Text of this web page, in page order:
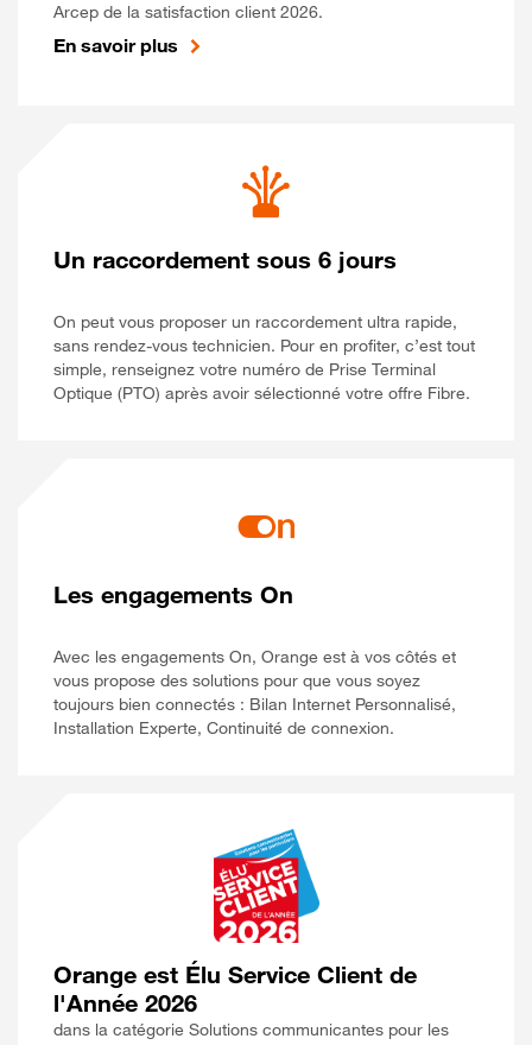
Arcep de la satisfaction client 2026.
En savoir plus
Un raccordement sous 6 jours
On peut vous proposer un raccordement ultra rapide,
sans rendez-vous technicien. Pour en profiter, c’est tout
simple, renseignez votre numéro de Prise Terminal
Optique (PTO) après avoir sélectionné votre offre Fibre.
Les engagements On
Avec les engagements On, Orange est à vos côtés et
vous propose des solutions pour que vous soyez
toujours bien connectés : Bilan Internet Personnalisé,
Installation Experte, Continuité de connexion.
Orange est Élu Service Client de
l'Année 2026
dans la catégorie Solutions communicantes pour les